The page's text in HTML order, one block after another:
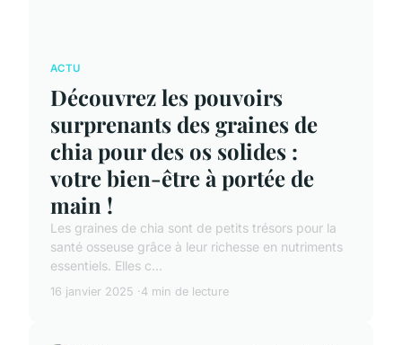
ACTU
Découvrez les pouvoirs
surprenants des graines de
chia pour des os solides :
votre bien-être à portée de
main !
Les graines de chia sont de petits trésors pour la
santé osseuse grâce à leur richesse en nutriments
essentiels. Elles c...
16 janvier 2025 4 min de lecture